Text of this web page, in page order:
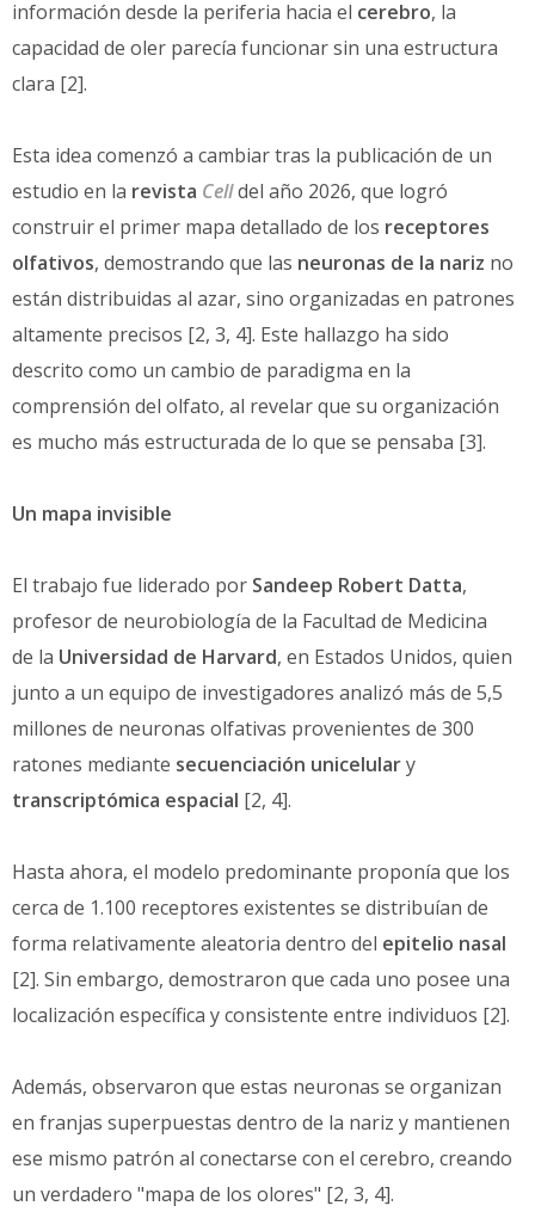
información desde la periferia hacia el cerebro, la
capacidad de oler parecía funcionar sin una estructura
clara [2].
Esta idea comenzó a cambiar tras la publicación de un
estudio en la revista Celldel año 2026, que logró
construir el primer mapa detallado de los receptores
olfativos, demostrando que las neuronas de la nariz no
están distribuidas al azar, sino organizadas en patrones
altamente precisos [2, 3, 4]. Este hallazgo ha sido
descrito como un cambio de paradigma en la
comprensión del olfato, al revelar que su organización
es mucho más estructurada de lo que se pensaba [3].
Un mapa invisible
El trabajo fue liderado por Sandeep Robert Datta,
profesor de neurobiología de la Facultad de Medicina
de la Universidad de Harvard, en Estados Unidos, quien
junto a un equipo de investigadores analizó más de 5,5
millones de neuronas olfativas provenientes de 300
ratones mediante secuenciación unicelulary
transcriptómica espacial [2, 4].
Hasta ahora, el modelo predominante proponía que los
cerca de 1.100 receptores existentes se distribuían de
forma relativamente aleatoria dentro del epitelio nasal
[2]. Sin embargo, demostraron que cada uno posee una
localización específica y consistente entre individuos [2].
Además, observaron que estas neuronas se organizan
en franjas superpuestas dentro de la nariz y mantienen
ese mismo patrón al conectarse con el cerebro, creando
un verdadero "mapa de los olores" [2, 3, 4].